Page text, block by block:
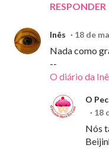
RESPONDER
Inês 18 de
Nada como
--
O diário da
O
18
Nós